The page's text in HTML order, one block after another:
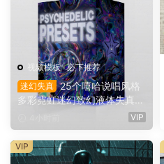
视频模板·必下推荐
迷幻失真 25个嘻哈说唱风格
多彩霓虹迷幻致幻液体失真背
景AE预设效果包 Jamo VFX P
sychedelic Presets 1（1616
8）
VIP
VIP